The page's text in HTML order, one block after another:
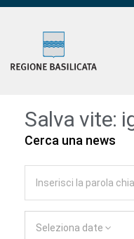
Salva vite:
Cerca una news
Seleziona date